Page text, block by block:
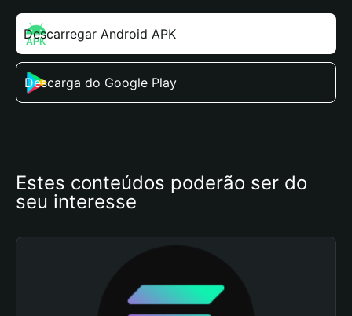
Descarregar Android APK
Descarga do Google Play
Estes conteúdos poderão ser do
seu interesse